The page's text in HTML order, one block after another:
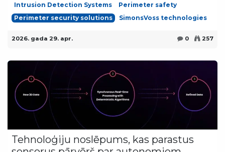
Intrusion Detection Systems
Perimeter safety
Perimeter security solutions
SimonsVoss technologies
2026. gada 29. apr. 0 257
Tehnoloģiju noslēpums, kas parastus